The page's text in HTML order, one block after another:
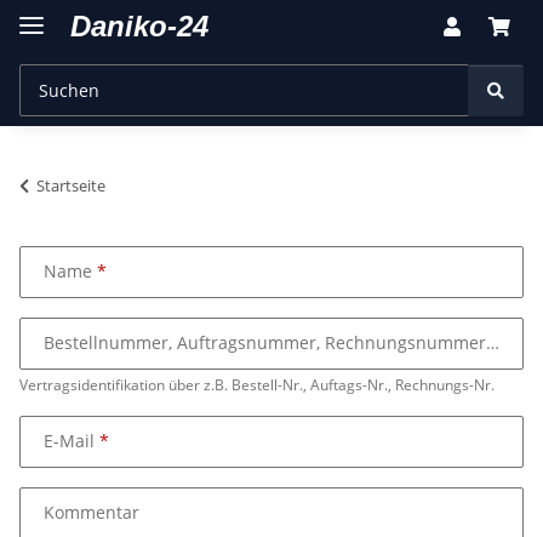
Startseite
Name
Vertragsidentifikation über z.B. Bestell-Nr., Auftags-Nr., Rechnungs-Nr.
Bestellnummer, Auftragsnummer, Rechnungsnummer
E-Mail
Kommentar